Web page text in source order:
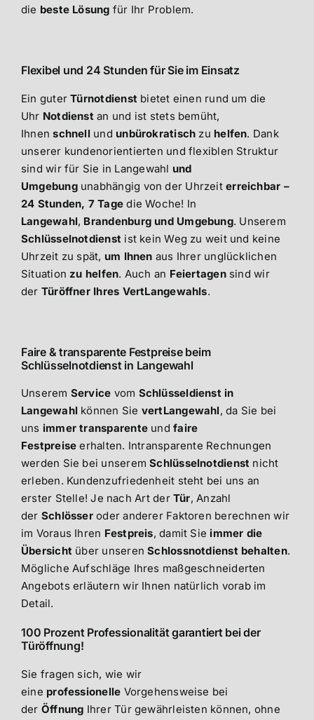
die beste Lösung für Ihr Problem.
Flexibel und 24 Stunden für Sie im Einsatz
Ein guterTürnotdienst bietet einen rund um die
Uhr Notdienst an und ist stets bemüht,
Ihnenschnellund unbürokratisch zu helfen. Dank
unserer kundenorientierten und flexiblen Struktur
sind wir für Sie in Langewahl und
Umgebungunabhängig von der Uhrzeiterreichbar –
24 Stunden, 7 Tage die Woche! In
Langewahl, Brandenburg und Umgebung. Unserem
Schlüsselnotdienst ist kein Weg zu weit und keine
Uhrzeit zu spät, um Ihnen aus Ihrer unglücklichen
Situation zu helfen. Auch an Feiertagensind wir
der Türöffner Ihres VertLangewahls.
Faire & transparente Festpreise beim
Schlüsselnotdienst in Langewahl
Unserem Service vom Schlüsseldienst in
Langewahl können Sie vertLangewahl, da Sie bei
uns immer transparenteundfaire
Festpreise erhalten. Intransparente Rechnungen
werden Sie bei unseremSchlüsselnotdienst nicht
erleben. Kundenzufriedenheit steht bei uns an
erster Stelle! Je nach Art der Tür, Anzahl
der Schlösseroder anderer Faktoren berechnen wir
im Voraus Ihren Festpreis, damit Sieimmer die
Übersicht über unserenSchlossnotdienst behalten.
Mögliche Aufschläge Ihres maßgeschneiderten
Angebots erläutern wir Ihnen natürlich vorab im
Detail.
100 Prozent Professionalität garantiert bei der
Türöffnung!
Sie fragen sich, wie wir
eine professionelle Vorgehensweise bei
der Öffnung Ihrer Tür gewährleisten können, ohne